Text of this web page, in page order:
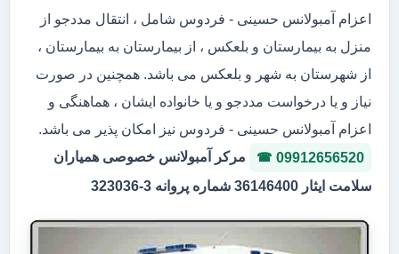
اعزام آمبولانس حسینی - فردوس شامل ، انتقال مددجو از
منزل به بیمارستان و بلعکس ، از بیمارستان به بیمارستان ،
از شهرستان به شهر و بلعکس می باشد. همچنین در صورت
نیاز و یا درخواست مددجو و یا خانواده ایشان ، هماهنگی و
اعزام آمبولانس حسینی - فردوس نیز امکان پذیر می باشد.
09912656520
مرکر آمبولانس خصوصی همیاران
سلامت ایثار 36146400 شماره پروانه 3-323036